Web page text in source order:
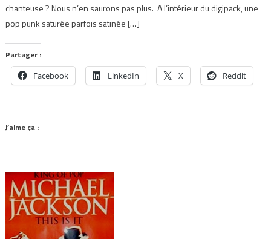
chanteuse ? Nous n’en saurons pas plus. A l’intérieur du digipack, une
pop punk saturée parfois satinée […]
Partager :
Facebook LinkedIn X Reddit
J’aime ça :